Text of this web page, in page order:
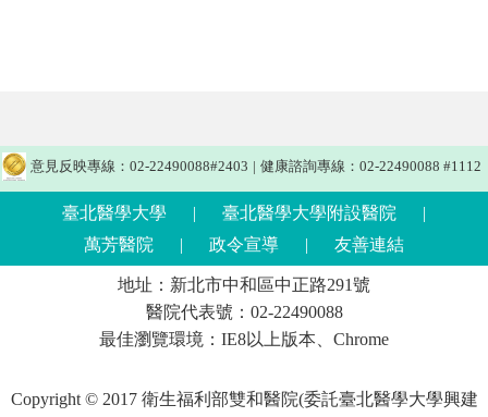
意見反映專線：02-22490088#2403 | 健康諮詢專線：02-22490088 #1112
臺北醫學大學 | 臺北醫學大學附設醫院
|
萬芳醫院
| 政令宣導 | 友善連結
地址：新北市中和區中正路291號
醫院代表號：02-22490088
最佳瀏覽環境：IE8以上版本、Chrome
Copyright © 2017 衛生福利部雙和醫院(委託臺北醫學大學興建